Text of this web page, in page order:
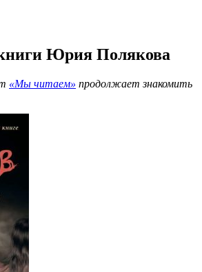
Юрия Полякова
«Мы читаем» продолжает знакомить